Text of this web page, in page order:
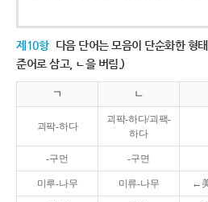
제10항 다음 단어는 모음이 단순화한 형
준어로 삼고, ㄴ을 버림.)
ㄱ ㄴ
괴팍-하다
괴퍅-하다/괴팩-
하다
-구먼 -구면
미루-나무 미류-나무 ←